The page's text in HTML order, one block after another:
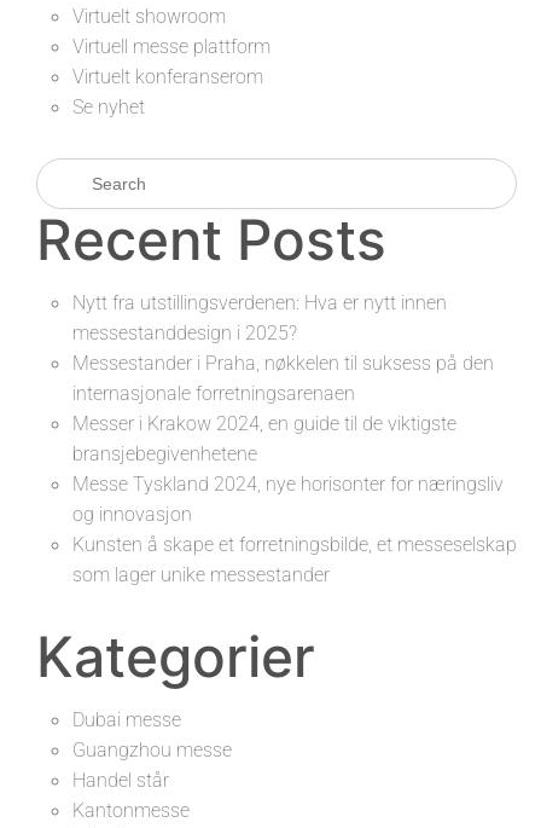
Virtuelt showroom
Virtuell messe plattform
Virtuelt konferanserom
Se nyhet
Recent Posts
Nytt fra utstillingsverdenen: Hva er nytt innen
messestanddesign i 2025?
Messestander i Praha, nøkkelen til suksess på den
internasjonale forretningsarenaen
Messer i Krakow 2024, en guide til de viktigste
bransjebegivenhetene
Messe Tyskland 2024, nye horisonter for næringsliv
og innovasjon
Kunsten å skape et forretningsbilde, et messeselskap
som lager unike messestander
Kategorier
Dubai messe
Guangzhou messe
Handel står
Kantonmesse